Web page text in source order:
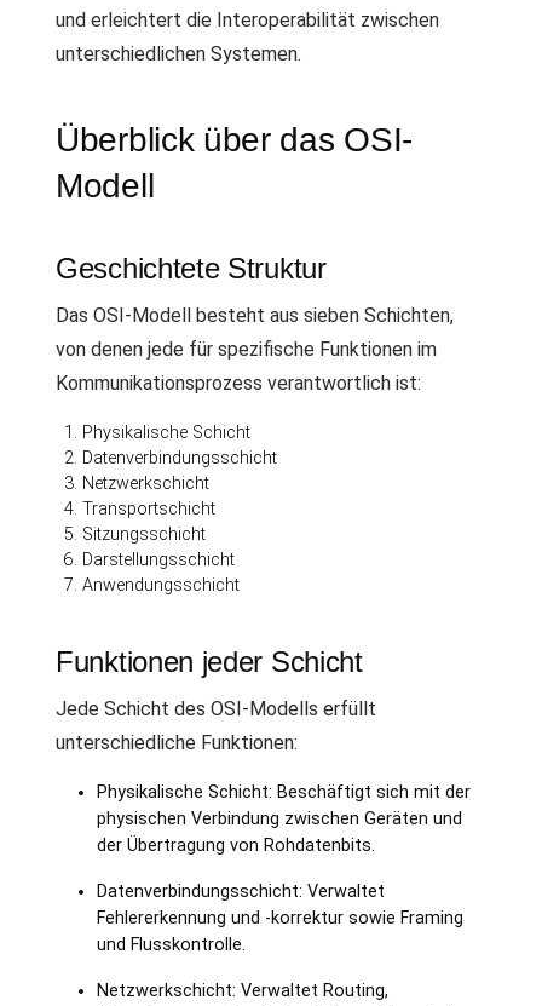
und erleichtert die Interoperabilität zwischen
unterschiedlichen Systemen.
Überblick über das OSI-
Modell
Geschichtete Struktur
Das OSI-Modell besteht aus sieben Schichten,
von denen jede für spezifische Funktionen im
Kommunikationsprozess verantwortlich ist:
Physikalische Schicht
Datenverbindungsschicht
Netzwerkschicht
Transportschicht
Sitzungsschicht
Darstellungsschicht
Anwendungsschicht
Funktionen jeder Schicht
Jede Schicht des OSI-Modells erfüllt
unterschiedliche Funktionen:
Physikalische Schicht: Beschäftigt sich mit der
physischen Verbindung zwischen Geräten und
der Übertragung von Rohdatenbits.
Datenverbindungsschicht: Verwaltet
Fehlererkennung und -korrektur sowie Framing
und Flusskontrolle.
Netzwerkschicht: Verwaltet Routing,